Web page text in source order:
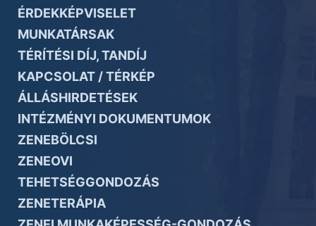
ÉRDEKKÉPVISELET
MUNKATÁRSAK
TÉRÍTÉSI DÍJ, TANDÍJ
KAPCSOLAT / TÉRKÉP
ÁLLÁSHIRDETÉSEK
INTÉZMÉNYI DOKUMENTUMOK
ZENEBÖLCSI
ZENEOVI
TEHETSÉGGONDOZÁS
ZENETERÁPIA